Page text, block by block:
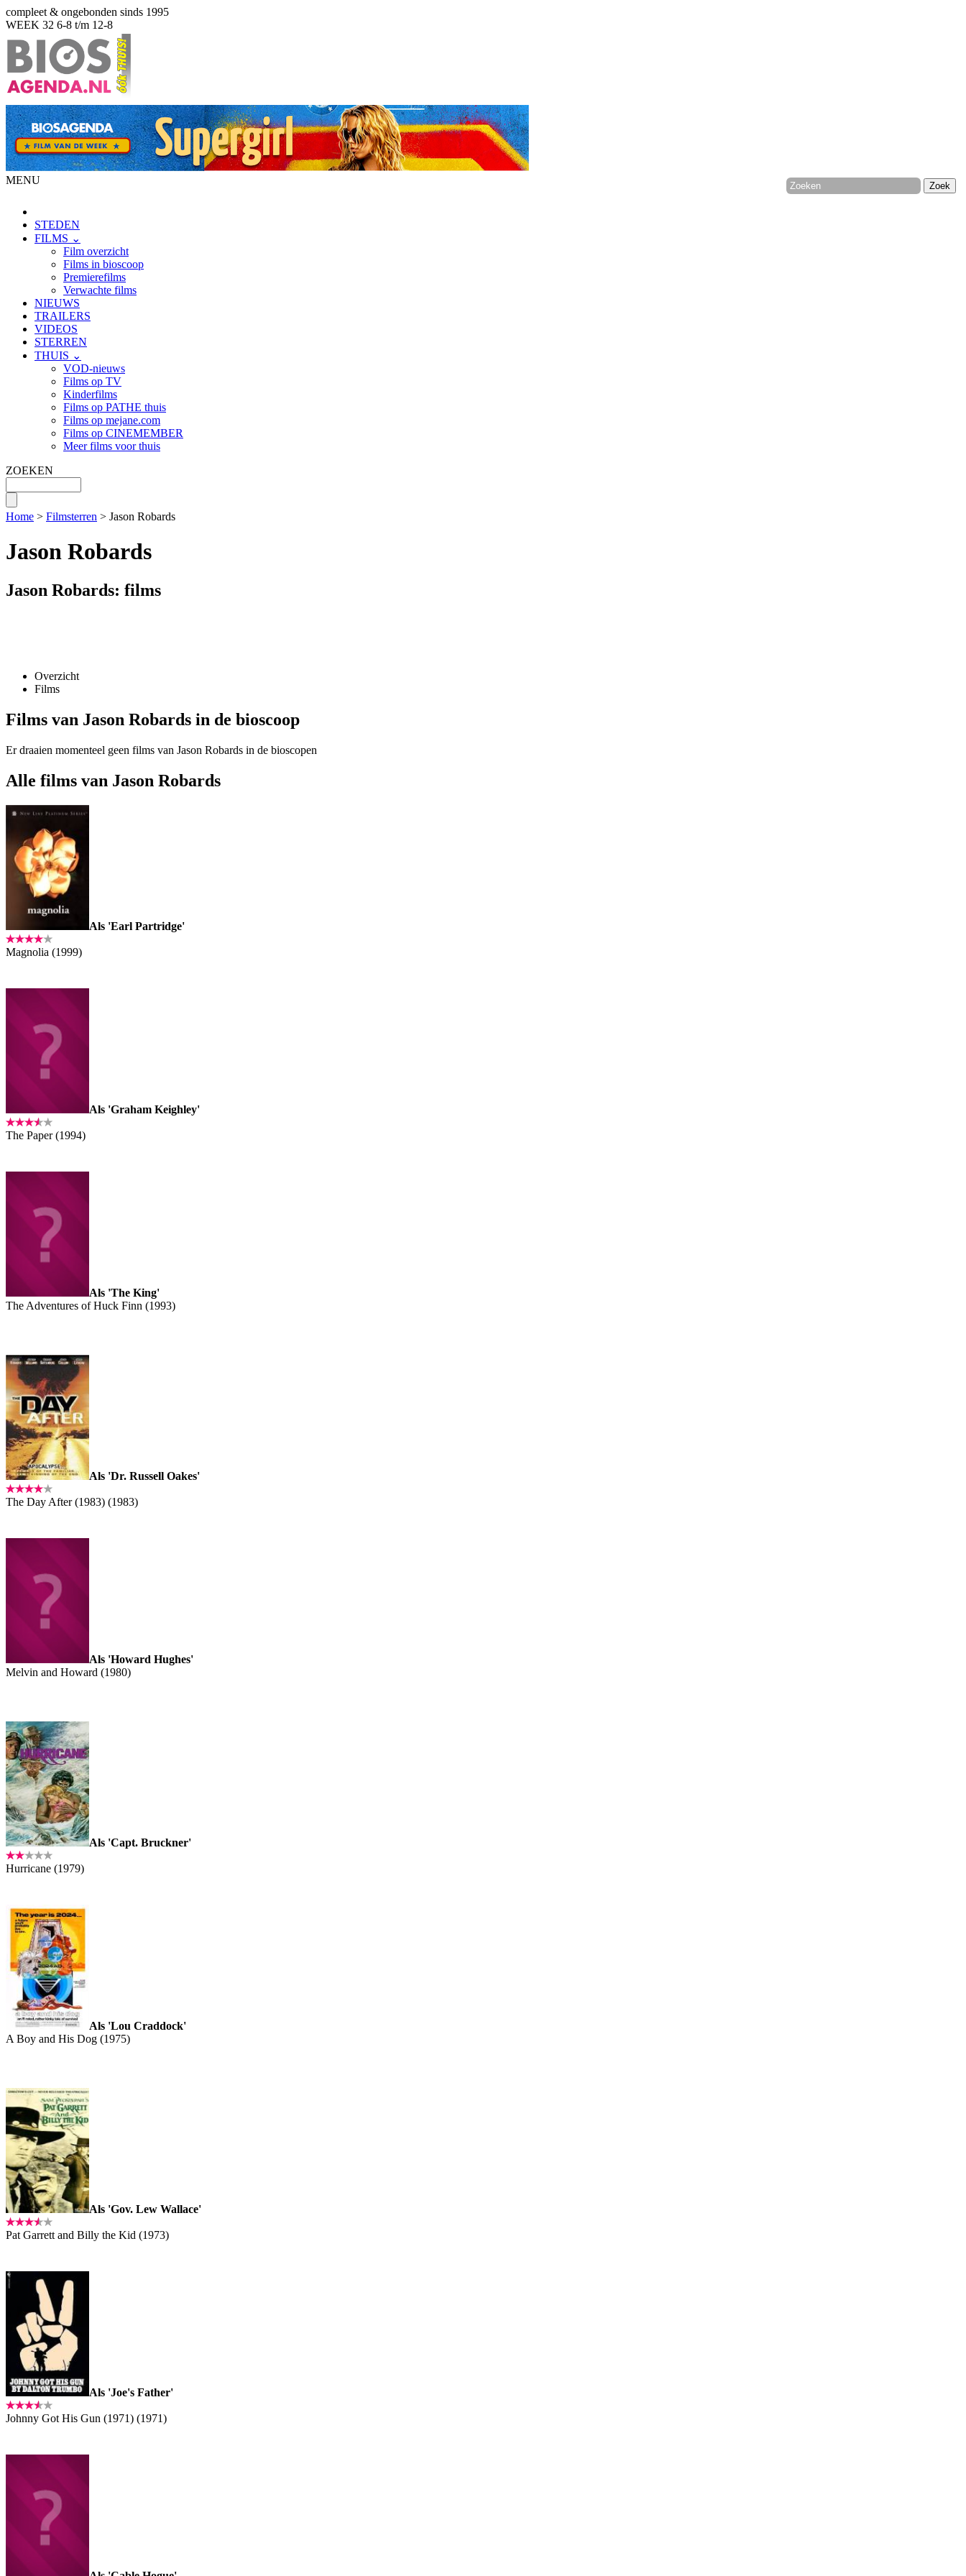
compleet & ongebonden sinds 1995
WEEK 32 6-8 t/m 12-8
MENU
STEDEN
FILMS ⌄
Film overzicht
Films in bioscoop
Premierefilms
Verwachte films
NIEUWS
TRAILERS
VIDEOS
STERREN
THUIS ⌄
VOD-nieuws
Films op TV
Kinderfilms
Films op PATHE thuis
Films op mejane.com
Films op CINEMEMBER
Meer films voor thuis
ZOEKEN
Home > Filmsterren > Jason Robards
Jason Robards
Jason Robards: films
Overzicht
Films
Films van Jason Robards in de bioscoop
Er draaien momenteel geen films van Jason Robards in de bioscopen
Alle films van Jason Robards
Als 'Earl Partridge'
Magnolia (1999)
Als 'Graham Keighley'
The Paper (1994)
Als 'The King'
The Adventures of Huck Finn (1993)
Als 'Dr. Russell Oakes'
The Day After (1983) (1983)
Als 'Howard Hughes'
Melvin and Howard (1980)
Als 'Capt. Bruckner'
Hurricane (1979)
Als 'Lou Craddock'
A Boy and His Dog (1975)
Als 'Gov. Lew Wallace'
Pat Garrett and Billy the Kid (1973)
Als 'Joe's Father'
Johnny Got His Gun (1971) (1971)